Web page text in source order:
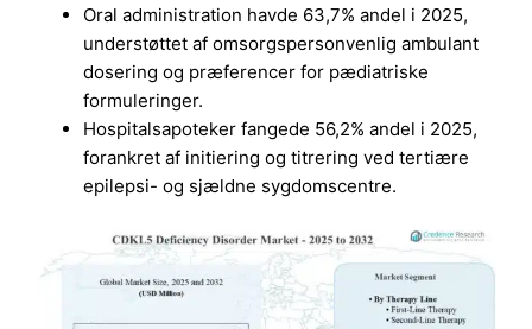
Oral administration havde 63,7% andel i 2025,
understøttet af omsorgspersonvenlig ambulant
dosering og præferencer for pædiatriske
formuleringer.
Hospitalsapoteker fangede 56,2% andel i 2025,
forankret af initiering og titrering ved tertiære
epilepsi- og sjældne sygdomscentre.